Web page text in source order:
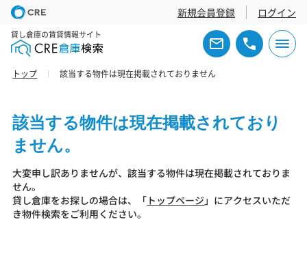
新規会員登録 ログイン
貸し倉庫の賃貸情報サイト
トップ 該当する物件は現在掲載されておりません
該当する物件は現在掲載されており
ません。
大変申し訳ありませんが、該当する物件は現在掲載されておりま
せん。
貸し倉庫をお探しの場合は、「 トップページ 」にアクセスいただ
き物件検索をご利用ください。